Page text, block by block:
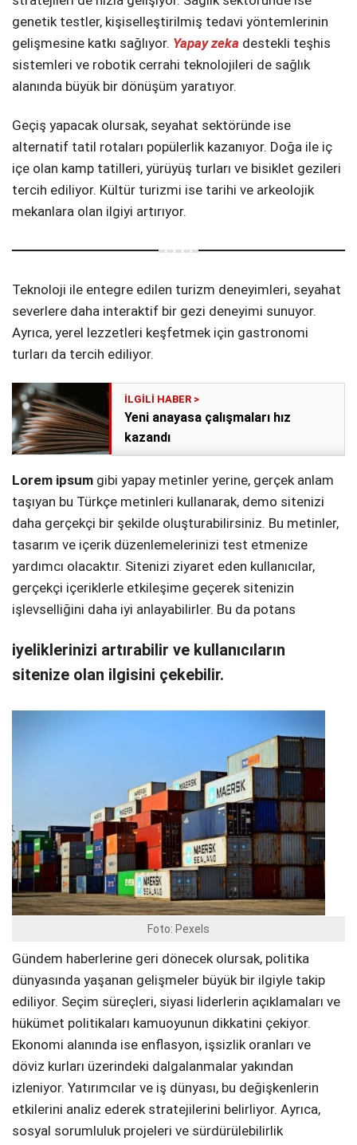
genetik testler, kişiselleştirilmiş tedavi yöntemlerinin
gelişmesine katkı sağlıyor. Yapay zeka destekli teşhis
sistemleri ve robotik cerrahi teknolojileri de sağlık
alanında büyük bir dönüşüm yaratıyor.
Geçiş yapacak olursak, seyahat sektöründe ise
alternatif tatil rotaları popülerlik kazanıyor. Doğa ile iç
içe olan kamp tatilleri, yürüyüş turları ve bisiklet gezileri
tercih ediliyor. Kültür turizmi ise tarihi ve arkeolojik
mekanlara olan ilgiyi artırıyor.
Teknoloji ile entegre edilen turizm deneyimleri, seyahat
severlere daha interaktif bir gezi deneyimi sunuyor.
Ayrıca, yerel lezzetleri keşfetmek için gastronomi
turları da tercih ediliyor.
Yeni anayasa çalışmaları hız
kazandı
Lorem ipsum gibi yapay metinler yerine, gerçek anlam
taşıyan bu Türkçe metinleri kullanarak, demo sitenizi
daha gerçekçi bir şekilde oluşturabilirsiniz. Bu metinler,
tasarım ve içerik düzenlemelerinizi test etmenize
yardımcı olacaktır. Sitenizi ziyaret eden kullanıcılar,
gerçekçi içeriklerle etkileşime geçerek sitenizin
işlevselliğini daha iyi anlayabilirler. Bu da potans
iyeliklerinizi artırabilir ve kullanıcıların
sitenize olan ilgisini çekebilir.
Foto: Pexels
Gündem haberlerine geri dönecek olursak, politika
dünyasında yaşanan gelişmeler büyük bir ilgiyle takip
ediliyor. Seçim süreçleri, siyasi liderlerin açıklamaları ve
hükümet politikaları kamuoyunun dikkatini çekiyor.
Ekonomi alanında ise enflasyon, işsizlik oranları ve
döviz kurları üzerindeki dalgalanmalar yakından
izleniyor. Yatırımcılar ve iş dünyası, bu değişkenlerin
etkilerini analiz ederek stratejilerini belirliyor. Ayrıca,
sosyal sorumluluk projeleri ve sürdürülebilirlik